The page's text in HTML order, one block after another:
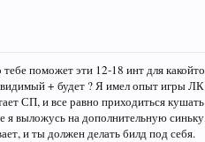
поможет эти 12-18 инт для
видимый + будет ? Я имел опыт игры
СП, и все равно приходиться
выложусь на дополнительную
и ты должен делать билд под себя.